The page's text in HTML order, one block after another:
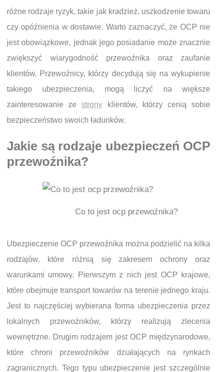
różne rodzaje ryzyk, takie jak kradzież, uszkodzenie towaru
czy opóźnienia w dostawie. Warto zaznaczyć, że OCP nie
jest obowiązkowe, jednak jego posiadanie może znacznie
zwiększyć wiarygodność przewoźnika oraz zaufanie
klientów. Przewoźnicy, którzy decydują się na wykupienie
takiego ubezpieczenia, mogą liczyć na większe
zainteresowanie zestrony klientów, którzy cenią sobie
bezpieczeństwo swoich ładunków.
Jakie są rodzaje ubezpieczeń OCP
przewoźnika?
Co to jest ocp przewoźnika?
Ubezpieczenie OCP przewoźnika można podzielić na kilka
rodzajów, które różnią się zakresem ochrony oraz
warunkami umowy. Pierwszym z nich jest OCP krajowe,
które obejmuje transport towarów na terenie jednego kraju.
Jest to najczęściej wybierana forma ubezpieczenia przez
lokalnych przewoźników, którzy realizują zlecenia
wewnętrzne. Drugim rodzajem jest OCP międzynarodowe,
które chroni przewoźników działających na rynkach
zagranicznych. Tego typu ubezpieczenie jest szczególnie